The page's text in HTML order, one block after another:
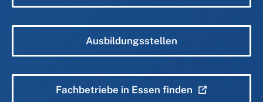
Ausbildungsstellen
Fachbetriebe in Essen finden